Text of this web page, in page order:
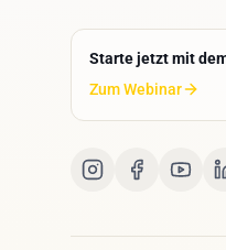
Starte jetzt mit
Zum Webinar